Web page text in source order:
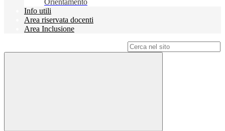
Orientamento
Info utili
Area riservata docenti
Area Inclusione